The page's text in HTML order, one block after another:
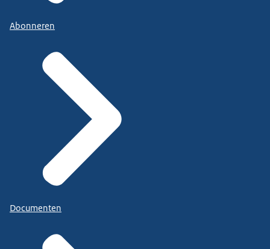
Abonneren
Documenten